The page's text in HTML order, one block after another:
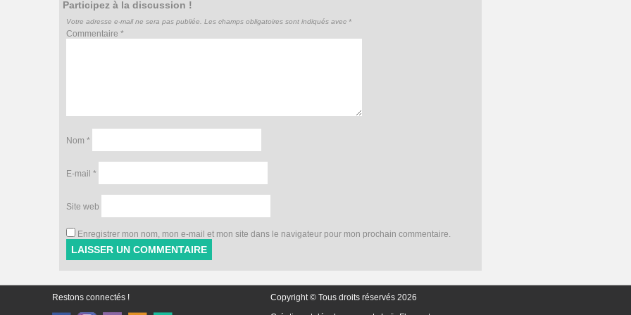
Participez à la discussion !
Votre adresse e-mail ne sera pas publiée. Les champs obligatoires sont indiqués avec *
Commentaire *
Nom *
E-mail *
Site web
Enregistrer mon nom, mon e-mail et mon site dans le navigateur pour mon prochain commentaire.
Restons connectés !
Copyright © Tous droits réservés 2026